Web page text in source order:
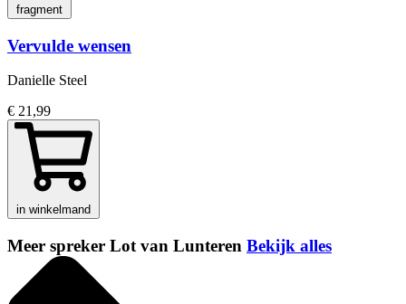
fragment
Vervulde wensen
Danielle Steel
€ 21,99
in winkelmand
Meer spreker Lot van Lunteren Bekijk alles